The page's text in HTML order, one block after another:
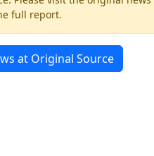
full report.
at Original Source